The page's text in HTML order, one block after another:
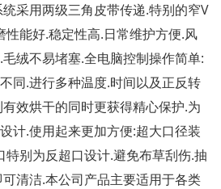
采用两级三角皮带传递.特别的窄V
性能好.稳定性高.日常维护方便.风
绒不易堵塞.全电脑控制操作简单:
同.进行多种温度.时间以及正反转
效烘干的同时更获得精心保护.为
计.使用起来更加方便:超大口径装
特别为反超口设计.避免布草刮伤.抽
清洁.本公司产品主要适用于各类